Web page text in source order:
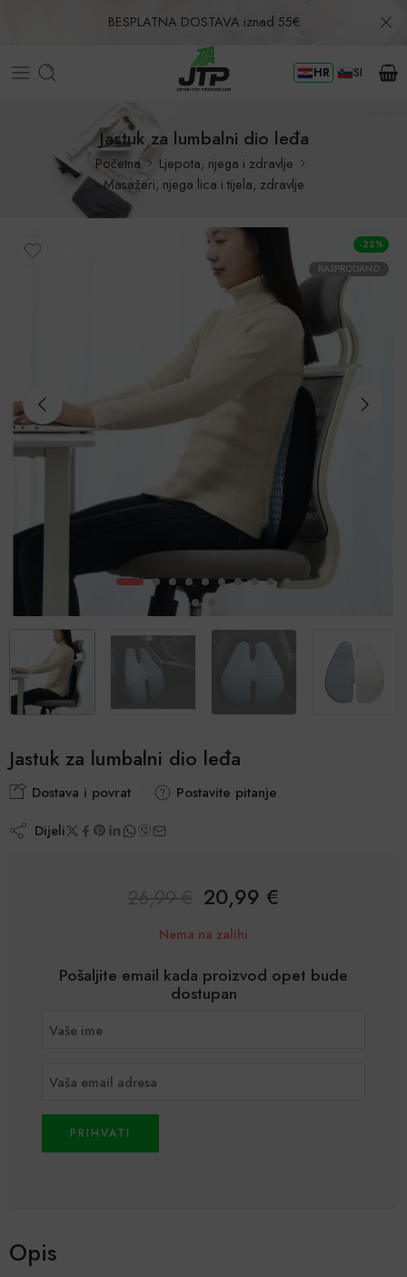
BESPLATNA DOSTAVA iznad 55€
Povrat u roku od 30 dana! HR SI
Jastuk za lumbalni dio leđa
Početna
Ljepota, njega i zdravlje
Masažeri, njega lica i tijela, zdravlje
-22%
RASPRODANO
Jastuk za lumbalni dio leđa
Dostava i povrat Postavite pitanje
Dijeli
26,99 20,99 €
Nema na zalihi
Pošaljite email kada proizvod opet bude
dostupan
PRIHVATI
Opis